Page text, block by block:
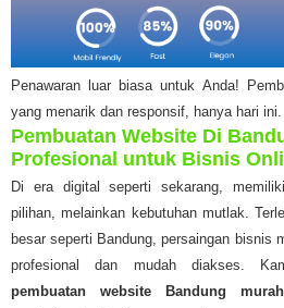
Penawaran luar biasa untuk Anda!
yang menarik dan responsif, hanya hari
Pembuatan Website Di
Profesional untuk Bisnis
Di era digital seperti sekarang,
pilihan, melainkan kebutuhan mutlak.
besar seperti Bandung, persaingan bisnis
profesional dan mudah diakses.
pembuatan website Bandung murah